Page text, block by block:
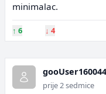
minimalac.
↑ 6 ↓ 4
prije 2 sedmice